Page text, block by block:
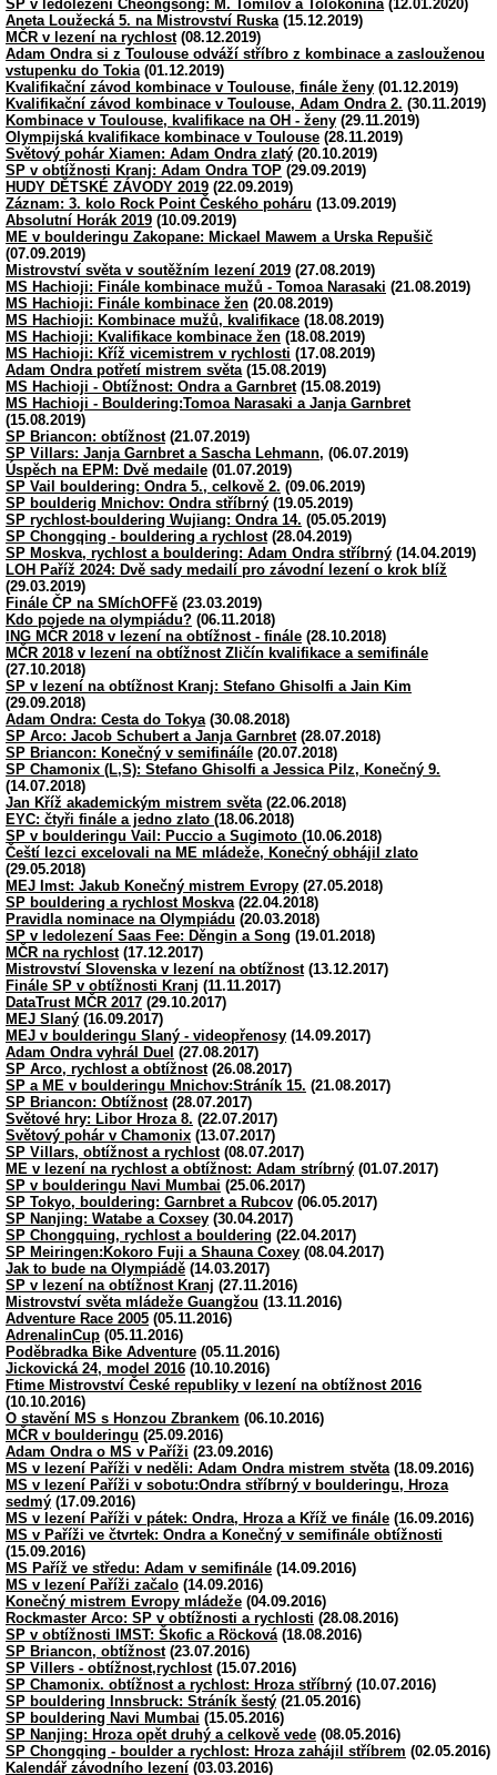
SP v ledolezení Cheongsong: M. Tomilov a Tolokonina (12.01.2020)
Aneta Loužecká 5. na Mistrovství Ruska (15.12.2019)
MČR v lezení na rychlost(08.12.2019)
Adam Ondra si z Toulouse odváží stříbro z kombinace a zaslouženou
vstupenku do Tokia (01.12.2019)
Kvalifikační závod kombinace v Toulouse, finále ženy (01.12.2019)
Kvalifikační závod kombinace v Toulouse, Adam Ondra 2. (30.11.2019)
Kombinace v Toulouse, kvalifikace na OH - ženy (29.11.2019)
Olympijská kvalifikace kombinace v Toulouse (28.11.2019)
Světový pohár Xiamen: Adam Ondra zlatý (20.10.2019)
SP v obtížnosti Kranj: Adam Ondra TOP (29.09.2019)
HUDY DĚTSKÉ ZÁVODY 2019 (22.09.2019)
Záznam: 3. kolo Rock Point Českého poháru (13.09.2019)
Absolutní Horák 2019 (10.09.2019)
ME v boulderingu Zakopane: Mickael Mawem a Urska Repušič
(07.09.2019)
Mistrovství světa v soutěžním lezení 2019 (27.08.2019)
MS Hachioji: Finále kombinace mužů - Tomoa Narasaki (21.08.2019)
MS Hachioji: Finále kombinace žen (20.08.2019)
MS Hachioji: Kombinace mužů, kvalifikace (18.08.2019)
MS Hachioji: Kvalifikace kombinace žen (18.08.2019)
MS Hachioji: Kříž vicemistrem v rychlosti (17.08.2019)
Adam Ondra potřetí mistrem světa (15.08.2019)
MS Hachioji - Obtížnost: Ondra a Garnbret(15.08.2019)
MS Hachioji - Bouldering:Tomoa Narasaki a Janja Garnbret
(15.08.2019)
SP Briancon: obtížnost(21.07.2019)
SP Villars: Janja Garnbret a Sascha Lehmann, (06.07.2019)
Úspěch na EPM: Dvě medaile (01.07.2019)
SP Vail bouldering: Ondra 5., celkově 2. (09.06.2019)
SP boulderig Mnichov: Ondra stříbrný (19.05.2019)
SP rychlost-bouldering Wujiang: Ondra 14. (05.05.2019)
SP Chongqing - bouldering a rychlost(28.04.2019)
SP Moskva, rychlost a bouldering: Adam Ondra stříbrný (14.04.2019)
LOH Paříž 2024: Dvě sady medailí pro závodní lezení o krok blíž
(29.03.2019)
Finále ČP na SMíchOFFě (23.03.2019)
Kdo pojede na olympiádu? (06.11.2018)
ING MČR 2018 v lezení na obtížnost - finále (28.10.2018)
MČR 2018 v lezení na obtížnost Zličín kvalifikace a semifinále
(27.10.2018)
SP v lezení na obtížnost Kranj: Stefano Ghisolfi a Jain Kim
(29.09.2018)
Adam Ondra: Cesta do Tokya (30.08.2018)
SP Arco: Jacob Schubert a Janja Garnbret(28.07.2018)
SP Briancon: Konečný v semifináíle (20.07.2018)
SP Chamonix (L,S): Stefano Ghisolfi a Jessica Pilz, Konečný 9.
(14.07.2018)
Jan Kříž akademickým mistrem světa (22.06.2018)
EYC: čtyři finále a jedno zlato (18.06.2018)
SP v boulderingu Vail: Puccio a Sugimoto (10.06.2018)
Čeští lezci excelovali na ME mládeže, Konečný obhájil zlato
(29.05.2018)
MEJ Imst: Jakub Konečný mistrem Evropy (27.05.2018)
SP bouldering a rychlost Moskva (22.04.2018)
Pravidla nominace na Olympiádu (20.03.2018)
SP v ledolezení Saas Fee: Děngin a Song (19.01.2018)
MČR na rychlost(17.12.2017)
Mistrovství Slovenska v lezení na obtížnost(13.12.2017)
Finále SP v obtížnosti Kranj (11.11.2017)
DataTrust MČR 2017 (29.10.2017)
MEJ Slaný (16.09.2017)
MEJ v boulderingu Slaný - videopřenosy (14.09.2017)
Adam Ondra vyhrál Duel (27.08.2017)
SP Arco, rychlost a obtížnost(26.08.2017)
SP a ME v boulderingu Mnichov:Stráník 15. (21.08.2017)
SP Briancon: Obtížnost(28.07.2017)
Světové hry: Libor Hroza 8. (22.07.2017)
Světový pohár v Chamonix (13.07.2017)
SP Villars, obtížnost a rychlost(08.07.2017)
ME v lezení na rychlost a obtížnost: Adam stríbrný (01.07.2017)
SP v boulderingu Navi Mumbai (25.06.2017)
SP Tokyo, bouldering: Garnbret a Rubcov (06.05.2017)
SP Nanjing: Watabe a Coxsey (30.04.2017)
SP Chongquing, rychlost a bouldering (22.04.2017)
SP Meiringen:Kokoro Fuji a Shauna Coxey (08.04.2017)
Jak to bude na Olympiádě (14.03.2017)
SP v lezení na obtížnost Kranj (27.11.2016)
Mistrovství světa mládeže Guangžou (13.11.2016)
Adventure Race 2005 (05.11.2016)
AdrenalinCup (05.11.2016)
Poděbradka Bike Adventure (05.11.2016)
Jickovická 24, model 2016 (10.10.2016)
Ftime Mistrovství České republiky v lezení na obtížnost 2016
(10.10.2016)
O stavění MS s Honzou Zbrankem (06.10.2016)
MČR v boulderingu (25.09.2016)
Adam Ondra o MS v Paříži (23.09.2016)
MS v lezení Paříži v neděli: Adam Ondra mistrem stvěta (18.09.2016)
MS v lezení Paříži v sobotu:Ondra stříbrný v boulderingu, Hroza
sedmý (17.09.2016)
MS v lezení Paříži v pátek: Ondra, Hroza a Kříž ve finále (16.09.2016)
MS v Paříži ve čtvrtek: Ondra a Konečný v semifinále obtížnosti
(15.09.2016)
MS Paříž ve středu: Adam v semifinále (14.09.2016)
MS v lezení Paříži začalo (14.09.2016)
Konečný mistrem Evropy mládeže (04.09.2016)
Rockmaster Arco: SP v obtížnosti a rychlosti (28.08.2016)
SP v obtížnosti IMST: Škofic a Röcková (18.08.2016)
SP Briancon, obtížnost(23.07.2016)
SP Villers - obtížnost,rychlost(15.07.2016)
SP Chamonix. obtížnost a rychlost: Hroza stříbrný (10.07.2016)
SP bouldering Innsbruck: Stráník šestý (21.05.2016)
SP bouldering Navi Mumbai (15.05.2016)
SP Nanjing: Hroza opět druhý a celkově vede (08.05.2016)
SP Chongqing - boulder a rychlost: Hroza zahájil stříbrem (02.05.2016)
Kalendář závodního lezení (03.03.2016)